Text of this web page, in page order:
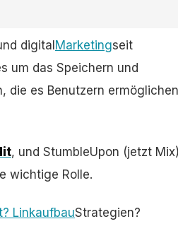
digital Marketingseit
um das Speichern und
die es Benutzern
, und StumbleUpon (jetzt Mix)
wichtige Rolle.
LinkaufbauStrategien?